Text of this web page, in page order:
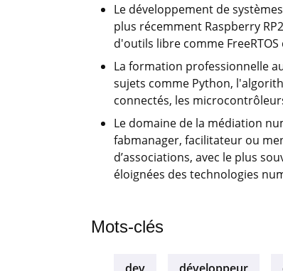
Le développement de
plus récemment Raspberry
d'outils libre comme FreeRTOS
La formation professionnelle
sujets comme Python,
connectés, les
Le domaine de la médiation
fabmanager, facilitateur ou
d’associations, avec le plus
éloignées des technologies
Mots-clés